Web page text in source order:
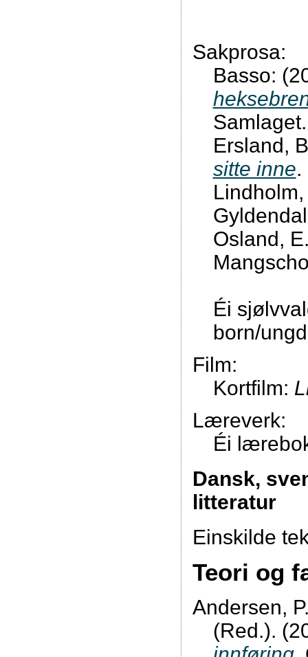
Sakprosa:
Basso:
Samlaget.
Ersland,
sitte inne.
Osland,
Éi
born/
Film:
Kortfilm:
Læreverk:
Éi
Dansk,
litteratur
Einskilde
Teori og
Andersen,
(Red.).